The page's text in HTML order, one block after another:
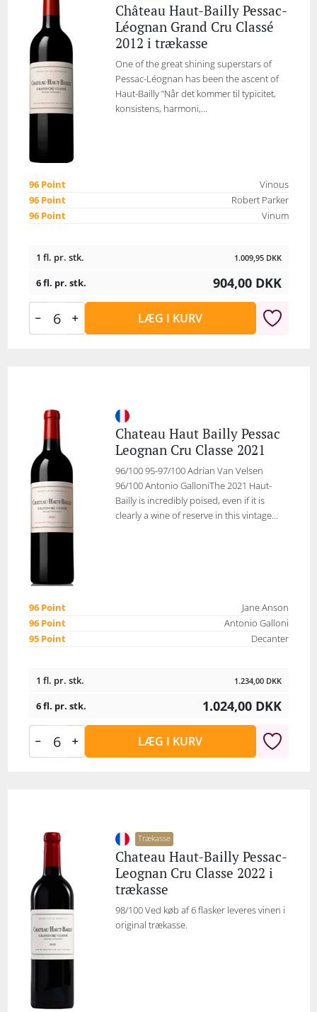
Château Haut-Bailly Pessac-
Léognan Grand Cru Classé
2012 i trækasse
One of the great shining superstars of
Pessac-Léognan has been the ascent of
Haut-Bailly ”Når det kommer til typicitet,
konsistens, harmoni,...
96 Point
Vinous
96 Point
Robert Parker
96 Point
Vinum
1 fl. pr. stk. 1.009,95 DKK
6 fl. pr. stk. 904,00 DKK
LÆG I KURV
Chateau Haut Bailly Pessac
Leognan Cru Classe 2021
96/100 95-97/100 Adrian Van Velsen
96/100 Antonio GalloniThe 2021 Haut-
Bailly is incredibly poised, even if it is
clearly a wine of reserve in this vintage...
96 Point
Jane Anson
96 Point
Antonio Galloni
95 Point
Decanter
1 fl. pr. stk. 1.234,00 DKK
6 fl. pr. stk. 1.024,00 DKK
LÆG I KURV
Trækasse
Chateau Haut-Bailly Pessac-
Leognan Cru Classe 2022 i
trækasse
98/100 Ved køb af 6 flasker leveres vinen i
original trækasse.